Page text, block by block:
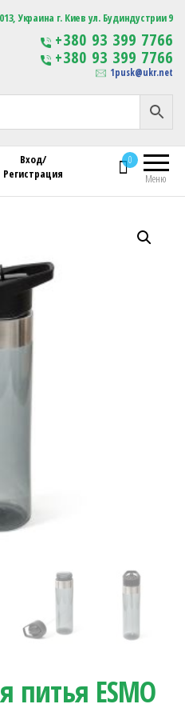
Компания Изготовление
сувенирной продукции
с логотипом
Украина г. Киев ул. Будиндустрии 9
+380 93 399 7766
+380 93 399 7766
1pusk@ukr.net
Меню
0
Вход/
Регистрация
питья ESMO